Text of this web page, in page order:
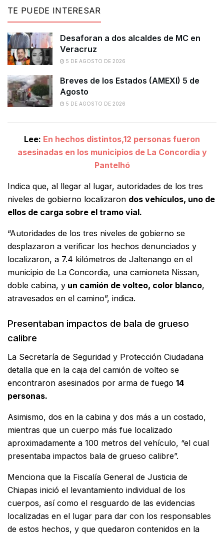
TE PUEDE INTERESAR
Desaforan a dos alcaldes de MC en
Veracruz
5 DE AGOSTO DE 2026
Breves de los Estados (AMEXI) 5 de
Agosto
5 DE AGOSTO DE 2026
Lee: En hechos distintos,12 personas fueron
asesinadas en los municipios de La Concordia y
Pantelhó
Indica que, al llegar al lugar, autoridades de los tres
niveles de gobierno localizaron dos vehículos, uno de
ellos de carga sobre el tramo vial.
“Autoridades de los tres niveles de gobierno se
desplazaron a verificar los hechos denunciados y
localizaron, a 7.4 kilómetros de Jaltenango en el
municipio de La Concordia, una camioneta Nissan,
doble cabina, y un camión de volteo, color blanco,
atravesados en el camino”, indica.
Presentaban impactos de bala de grueso
calibre
La Secretaría de Seguridad y Protección Ciudadana
detalla que en la caja del camión de volteo se
encontraron asesinados por arma de fuego 14
personas.
Asimismo, dos en la cabina y dos más a un costado,
mientras que un cuerpo más fue localizado
aproximadamente a 100 metros del vehículo, “el cual
presentaba impactos bala de grueso calibre”.
Menciona que la Fiscalía General de Justicia de
Chiapas inició el levantamiento individual de los
cuerpos, así como el resguardo de las evidencias
localizadas en el lugar para dar con los responsables
de estos hechos, y que quedaron contenidos en la